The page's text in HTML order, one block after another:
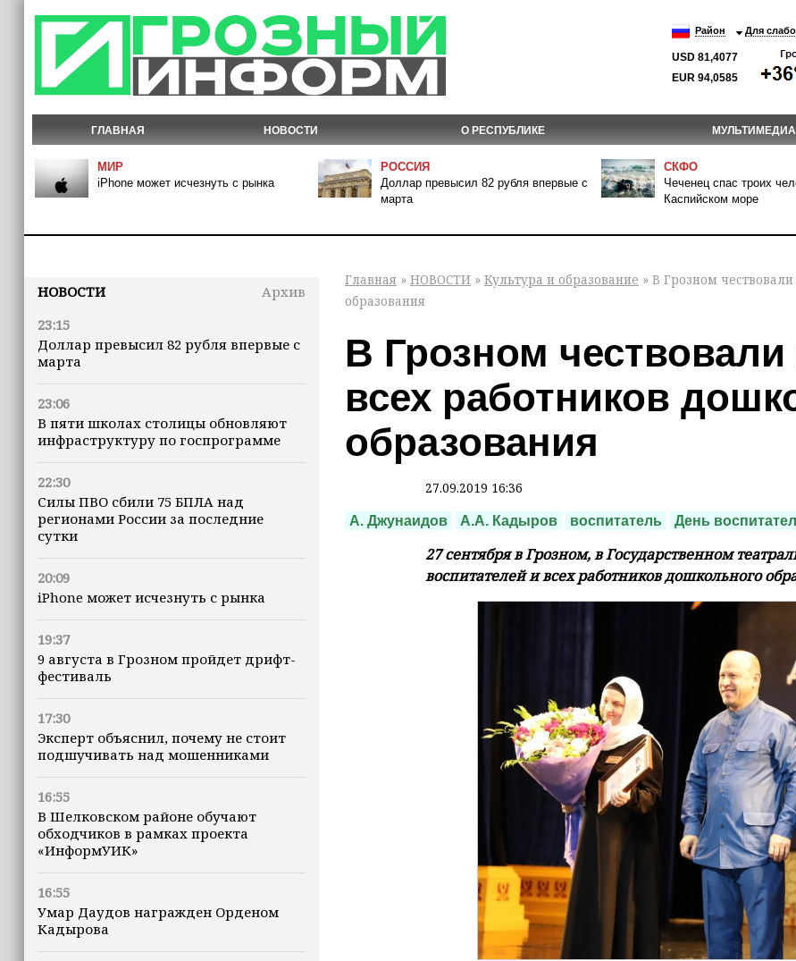
Район Для
USD 81,4077
EUR 94,0585
ГЛАВНАЯ НОВОСТИ О РЕСПУБЛИКЕ МУЛЬТИМЕДИА
МИР
iPhone может исчезнуть с рынка
РОССИЯ
Доллар превысил 82 рубля впервые с
марта
СКФО
Чеченец спас троих
Каспийском море
НОВОСТИ
Архив
23:15
Доллар превысил 82 рубля впервые с
марта
23:06
В пяти школах столицы обновляют
инфраструктуру по госпрограмме
22:30
Силы ПВО сбили 75 БПЛА над
регионами России за последние
сутки
20:09
iPhone может исчезнуть с рынка
19:37
9 августа в Грозном пройдет дрифт-
фестиваль
17:30
Эксперт объяснил, почему не стоит
подшучивать над мошенниками
16:55
В Шелковском районе обучают
обходчиков в рамках проекта
«ИнформУИК»
16:55
Умар Даудов награжден Орденом
Кадырова
Главная » НОВОСТИ » Культура и образование » В Грозном
образования
В Грозном чествовали
всех работников
образования
27.09.2019 16:36
А. Джунаидов А.А. Кадыров воспитатель День
27 сентября в Грозном, в Государственном
воспитателей и всех работников дошкольного